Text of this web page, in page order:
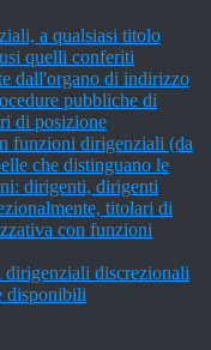
a qualsiasi titolo
quelli conferiti
dall'organo di indirizzo
pubbliche di
di posizione
funzioni dirigenziali (da
che distinguano le
dirigenti, dirigenti
titolari di
con funzioni
discrezionali
disponibili